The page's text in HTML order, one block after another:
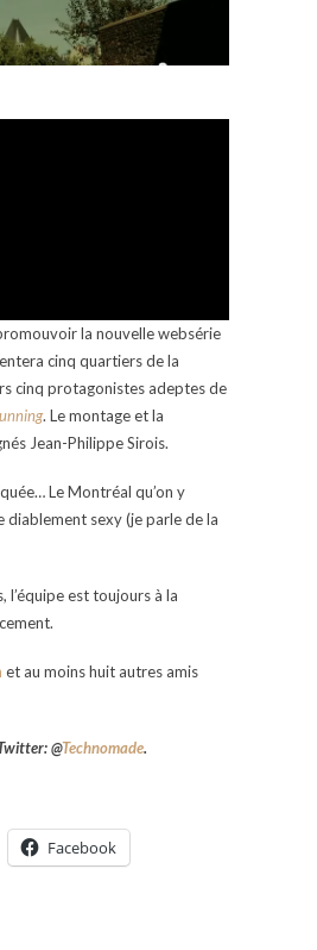
la nouvelle websérie
cinq quartiers de la
cinq protagonistes adeptes de
. Le montage et la
Jean-Philippe Sirois.
Le Montréal qu’on y
diablement sexy (je parle de la
l’équipe est toujours à la
et au moins huit autres amis
@Technomade.
Facebook